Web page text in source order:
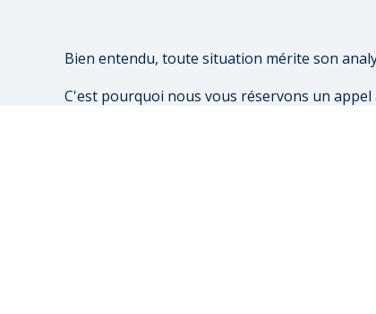
Bien entendu, toute situation mérite son
C'est pourquoi nous vous réservons un appel